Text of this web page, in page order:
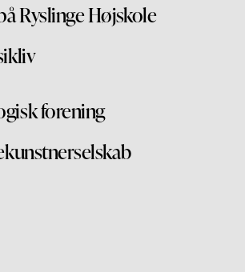
Ryslinge Højskole
forening